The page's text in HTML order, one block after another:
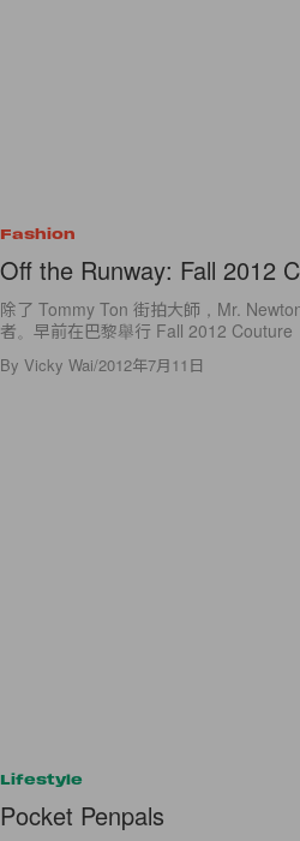
Fashion
Off the Runway: Fall 2012
除了 Tommy Ton 街拍大師，Mr.
者。早前在巴黎舉行 Fall 2012 Couture
By Vicky Wai/2012年7月11日
Lifestyle
Pocket Penpals